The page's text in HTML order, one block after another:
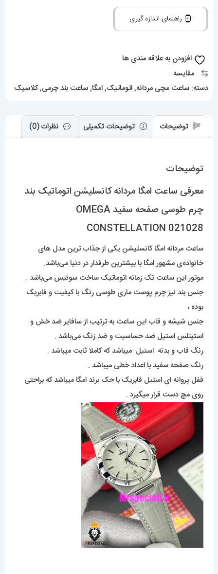
کانسلیشن
اتوماتیک
طوسی
CONSTELLATION
021028
راهنمای اندازه گیری
افزودن به علاقه مندی ها
مقایسه
دسته: ساعت مچی مردانه,اتوماتیک,امگا,ساعت بند چرمی,کلاسیک
توضیحات توضیحات تکمیلی نظرات (0)
توضیحات
معرفی ساعت امگا مردانه کانسلیشن اتوماتیک بند
چرم طوسی صفحه سفید OMEGA
CONSTELLATION 021028
ساعت مردانه امگا کانسلیشن یکی از جذاب ترین مدل های
خانواده‌ی مشهور امگا با بیشترین طرفدار در دنیا می‌باشد.
موتور این ساعت تک زمانه اتوماتیک ساخت سوئیس می‌باشد .
جنس بند نیز چرم پوست ماری طوسی رنگ با کیفیت و فابریک
بوده ،
جنس شیشه و قاب این ساعت به ترتیب از سافایر ضد خش و
استینلس استیل ضد حساسیت و ضد زنگ می‌باشد .
رنگ قاب و بدنه استیل میباشد که کاملا ثابت میباشد .
رنگ صفحه سفید با اعداد خطی میباشد .
قفل پروانه ای استیل فابریک با حک برند امگا میباشد که براحتی
روی مچ دست قرار میگیرد .